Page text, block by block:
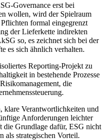
Governance erst bei
wollen, wird der Spielraum
formal eingegrenzt
der Lieferkette indirekten
so, es zeichnet sich bei der
es sich ähnlich verhalten.
Reporting-Projekt zu
in bestehende Prozesse
die
klare Verantwortlichkeiten und
Anforderungen leichter
Grundlage dafür, ESG nicht
als strategischen Vorteil.